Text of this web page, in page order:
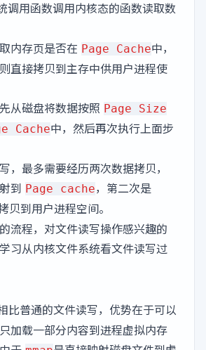
调用函数调用内核态的函数读取数
内存页是否在 Page Cache中，
直接拷贝到主存中供用户进程使
从磁盘将数据按照 Page Size
Cache中，然后再次执行上面步
，最多需要经历两次数据拷贝，
到 Page cache，第二次是
贝到用户进程空间。
流程，对文件读写操作感兴趣的
习从内核文件系统看文件读写过
比普通的文件读写，优势在于可以
加载一部分内容到进程虚拟内存